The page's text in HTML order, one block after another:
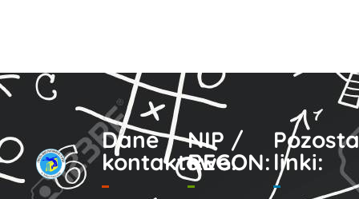
Dane
kontaktowe:
NIP /
REGON: linki: